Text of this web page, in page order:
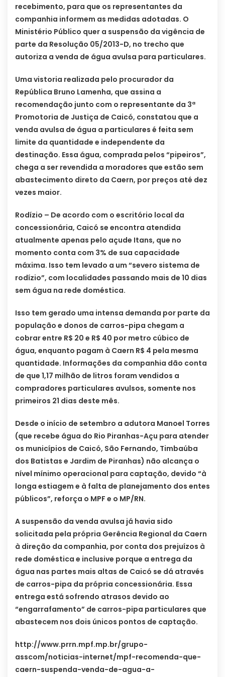
recebimento, para que os representantes da
companhia informem as medidas adotadas. O
Ministério Público quer a suspensão da vigência de
parte da Resolução 05/2013-D, no trecho que
autoriza a venda de água avulsa para particulares.
Uma vistoria realizada pelo procurador da
República Bruno Lamenha, que assina a
recomendação junto com o representante da 3ª
Promotoria de Justiça de Caicó, constatou que a
venda avulsa de água a particulares é feita sem
limite da quantidade e independente da
destinação. Essa água, comprada pelos “pipeiros”,
chega a ser revendida a moradores que estão sem
abastecimento direto da Caern, por preços até dez
vezes maior.
Rodízio – De acordo com o escritório local da
concessionária, Caicó se encontra atendida
atualmente apenas pelo açude Itans, que no
momento conta com 3% de sua capacidade
máxima. Isso tem levado a um “severo sistema de
rodízio”, com localidades passando mais de 10 dias
sem água na rede doméstica.
Isso tem gerado uma intensa demanda por parte da
população e donos de carros-pipa chegam a
cobrar entre R$ 20 e R$ 40 por metro cúbico de
água, enquanto pagam à Caern R$ 4 pela mesma
quantidade. Informações da companhia dão conta
de que 1,17 milhão de litros foram vendidos a
compradores particulares avulsos, somente nos
primeiros 21 dias deste mês.
Desde o início de setembro a adutora Manoel Torres
(que recebe água do Rio Piranhas-Açu para atender
os municípios de Caicó, São Fernando, Timbaúba
dos Batistas e Jardim de Piranhas) não alcança o
nível mínimo operacional para captação, devido “à
longa estiagem e à falta de planejamento dos entes
públicos”, reforça o MPF e o MP/RN.
A suspensão da venda avulsa já havia sido
solicitada pela própria Gerência Regional da Caern
à direção da companhia, por conta dos prejuízos à
rede doméstica e inclusive porque a entrega da
água nas partes mais altas de Caicó se dá através
de carros-pipa da própria concessionária. Essa
entrega está sofrendo atrasos devido ao
“engarrafamento” de carros-pipa particulares que
abastecem nos dois únicos pontos de captação.
http://www.prrn.mpf.mp.br/grupo-
asscom/noticias-internet/mpf-recomenda-que-
caern-suspenda-venda-de-agua-a-